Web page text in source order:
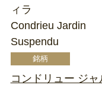
ィラ
Condrieu Jardin
Suspendu
コンドリュー ジャ